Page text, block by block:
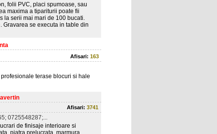
folii PVC, placi spumoase, sau
maxima a tipariturii poate fii
la serii mai mari de 100 bucati.
Gravarea se executa in table din
Afisari: 163
terase blocuri si hale
Afisari: 3741
0725548287;...
de finisaje interioare si
piatra prelucrata, marmura,